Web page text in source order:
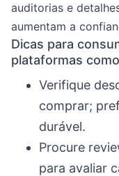
auditorias e
aumentam a
Dicas para
plataformas
Verifique
comprar;
durável.
Procure
para avaliar